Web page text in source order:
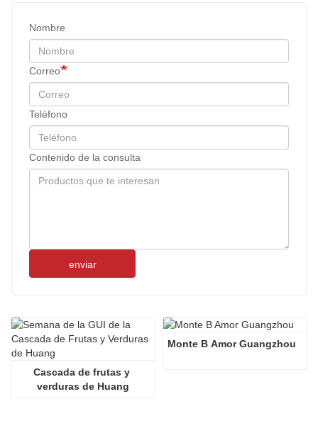
Nombre
Correo
Teléfono
Contenido de la consulta
enviar
Cascada de frutas y
verduras de Huang
Monte B Amor Guangzhou